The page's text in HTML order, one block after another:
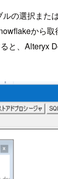
の選択また
から取
と、Alteryx